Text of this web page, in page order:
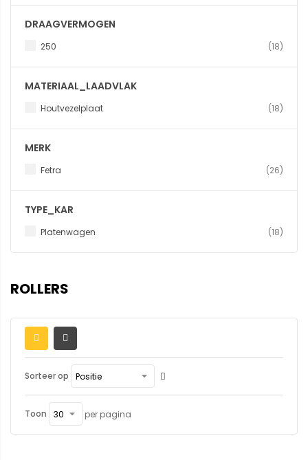
ROLLERS
Sorteer op
Toon per pagina
DRAAGVERMOGEN
250 18
MATERIAAL_LAADVLAK
Houtvezelplaat 18
MERK
Fetra 26
TYPE_KAR
Platenwagen 18